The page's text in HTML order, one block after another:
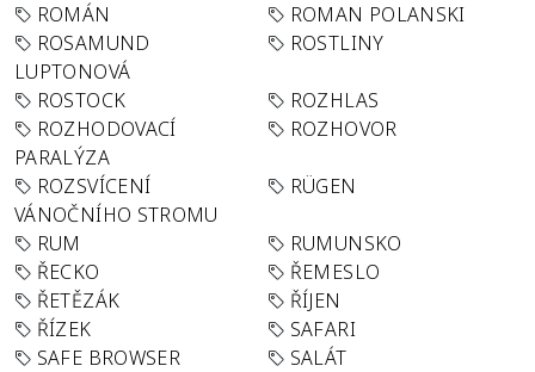
ROMÁN
ROMAN POLANSKI
ROSAMUND
LUPTONOVÁ
ROSTLINY
ROSTOCK
ROZHLAS
ROZHODOVACÍ
PARALÝZA
ROZHOVOR
ROZSVÍCENÍ
VÁNOČNÍHO STROMU
RÜGEN
RUM
RUMUNSKO
ŘECKO
ŘEMESLO
ŘETĚZÁK
ŘÍJEN
ŘÍZEK
SAFARI
SAFE BROWSER
SALÁT